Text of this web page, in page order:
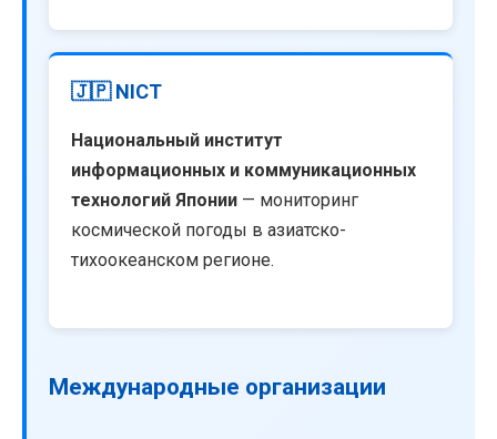
🇯🇵 NICT
Национальный институт
информационных и коммуникационных
технологий Японии — мониторинг
космической погоды в азиатско-
тихоокеанском регионе.
Международные организации